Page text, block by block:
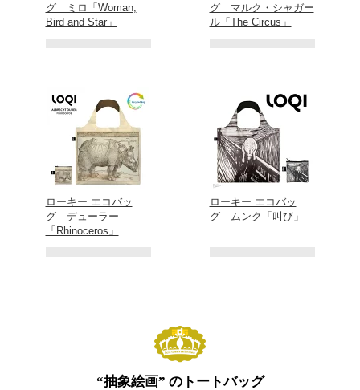
グ ミロ「Woman,
Bird and Star」
グ マルク・シャガー
ル「The Circus」
ローキー エコバッ
グ デューラー
「Rhinoceros」
ローキー エコバッ
グ ムンク「叫び」
“抽象絵画” のトートバッグ